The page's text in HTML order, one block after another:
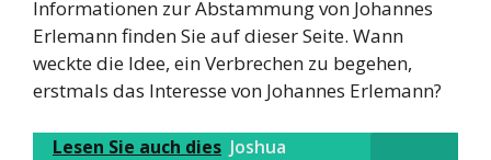
Informationen zur Abstammung von Johannes
Erlemann finden Sie auf dieser Seite. Wann
weckte die Idee, ein Verbrechen zu begehen,
erstmals das Interesse von Johannes Erlemann?
Lesen Sie auch dies Joshua